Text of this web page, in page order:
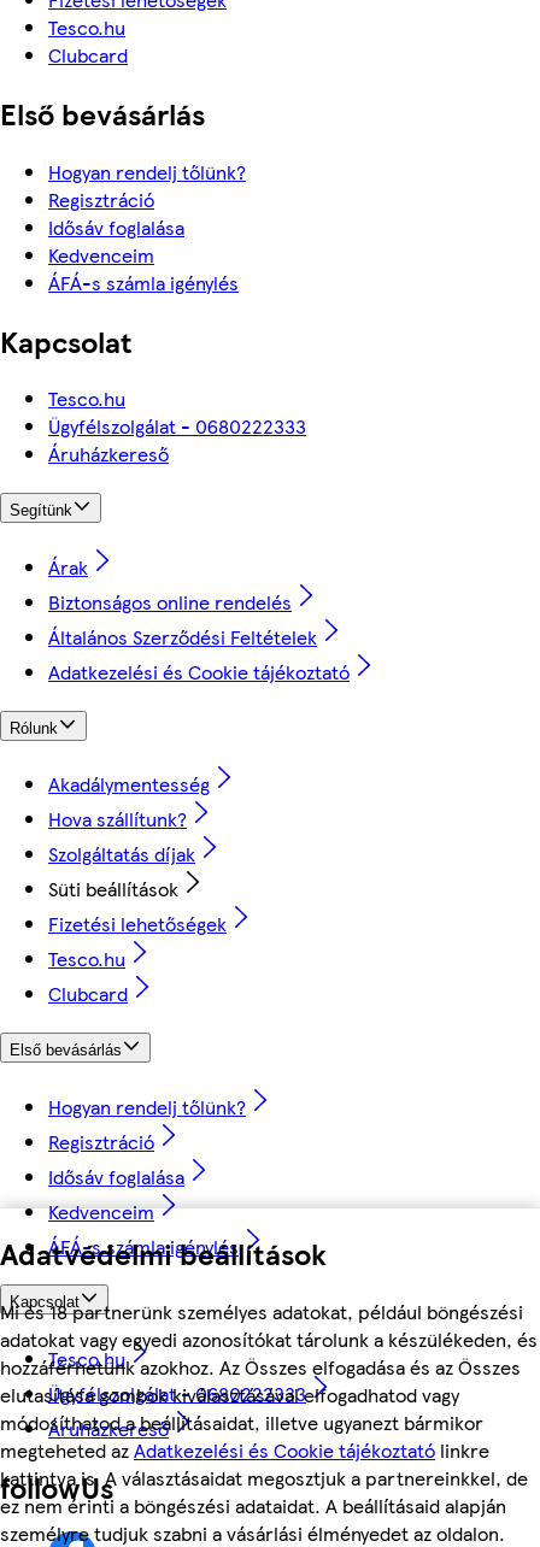
Adatvédelmi beállítások
Mi és 18 partnerünk személyes adatokat, például böngészési
adatokat vagy egyedi azonosítókat tárolunk a készülékeden, és
hozzáférhetünk azokhoz. Az Összes elfogadása és az Összes
elutasítása gombok kiválasztásával elfogadhatod vagy
módosíthatod a beállításaidat, illetve ugyanezt bármikor
megteheted azAdatkezelési és Cookie tájékoztató linkre
kattintva is. A választásaidat megosztjuk a partnereinkkel, de
ez nem érinti a böngészési adataidat. A beállításaid alapján
személyre tudjuk szabni a vásárlási élményedet az oldalon.
Tesco.hu
Clubcard
Első bevásárlás
Hogyan rendelj tőlünk?
Regisztráció
Idősáv foglalása
Kedvenceim
ÁFÁ-s számla igénylés
Kapcsolat
Tesco.hu
Ügyfélszolgálat - 0680222333
Áruházkereső
Segítünk
Árak
Biztonságos online rendelés
Általános Szerződési Feltételek
Adatkezelési és Cookie tájékoztató
Rólunk
Akadálymentesség
Hova szállítunk?
Szolgáltatás díjak
Süti beállítások
Fizetési lehetőségek
Tesco.hu
Clubcard
Első bevásárlás
Hogyan rendelj tőlünk?
Regisztráció
Idősáv foglalása
Kedvenceim
ÁFÁ-s számla igénylés
Kapcsolat
Tesco.hu
Ügyfélszolgálat - 0680222333
Áruházkereső
followUs